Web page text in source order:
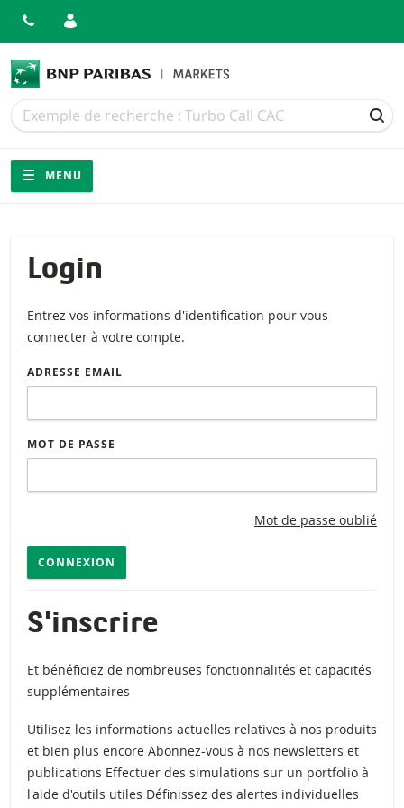
Recherche
Recherche
Navigation
Navigation sur le site
MENU
Login
Entrez vos informations d'identification pour vous
connecter à votre compte.
ADRESSE EMAIL
MOT DE PASSE
Mot de passe oublié
CONNEXION
S'inscrire
Et bénéficiez de nombreuses fonctionnalités et capacités
supplémentaires
Utilisez les informations actuelles relatives à nos produits
et bien plus encore Abonnez-vous à nos newsletters et
publications Effectuer des simulations sur un portfolio à
l'aide d'outils utiles Définissez des alertes individuelles